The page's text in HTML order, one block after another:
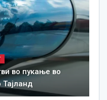
во пукање во
Тајланд